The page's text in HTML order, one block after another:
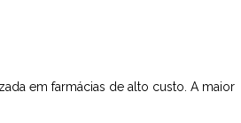
em farmácias de alto custo. A maior